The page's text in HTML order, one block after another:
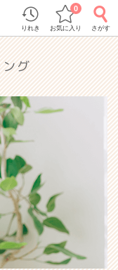
りれき お気に入り
0
さがす
グ